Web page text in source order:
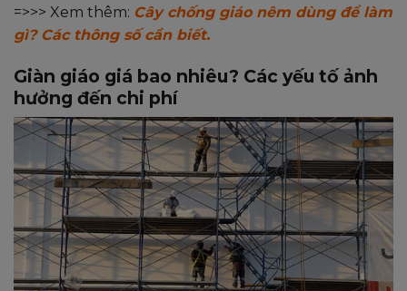
=>>> Xem thêm: Cây chống giáo nêm dùng để làm
gì? Các thông số cần biết.
Giàn giáo giá bao nhiêu? Các yếu tố ảnh
hưởng đến chi phí